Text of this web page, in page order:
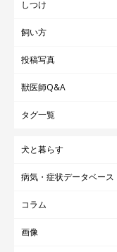
しつけ
飼い方
投稿写真
獣医師Q&A
タグ一覧
犬と暮らす
病気・症状データベース
コラム
画像